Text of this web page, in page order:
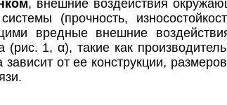
, внешние воздействия
(прочность,
вредные внешние
(рис. 1, α), такие как
зависит от ее конструкции,